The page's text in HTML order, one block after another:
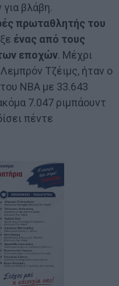
βλάβη.
πρωταθλητής του
ένας από τους
εποχών. Μέχρι
Τζέιμς, ήταν ο
NBA με 33.643
7.047 ριμπάουντ
πέντε